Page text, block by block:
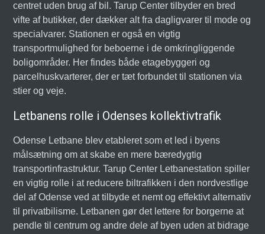
centret uden brug af bil. Tarup Center tilbyder en bred
vifte af butikker, der dækker alt fra dagligvarer til mode og
specialvarer. Stationen er også en vigtig
transportmulighed for beboerne i de omkringliggende
boligområder. Her findes både etagebyggeri og
parcelhuskvarterer, der er tæt forbundet til stationen via
stier og veje.
Letbanens rolle i Odenses kollektivtrafik
Odense Letbane blev etableret som et led i byens
målsætning om at skabe en mere bæredygtig
transportinfrastruktur. Tarup Center Letbanestation spiller
en vigtig rolle i at reducere biltrafikken i den nordvestlige
del af Odense ved at tilbyde et nemt og effektivt alternativ
til privatbilisme. Letbanen gør det lettere for borgerne at
pendle til centrum og andre dele af byen uden at bidrage